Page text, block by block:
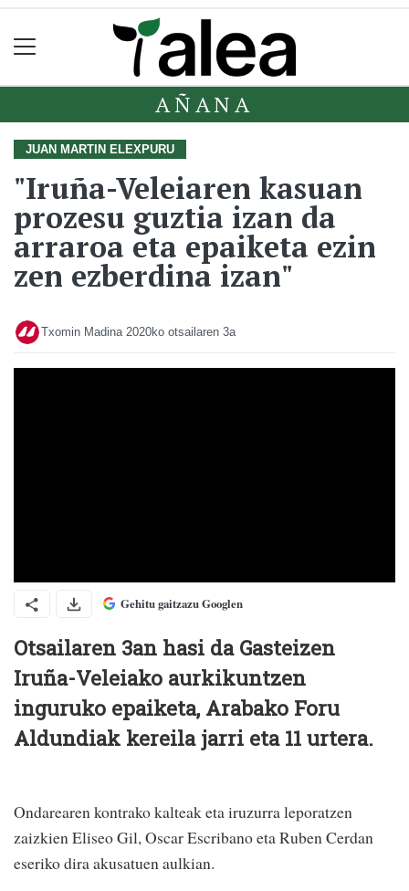
AÑANA
JUAN MARTIN ELEXPURU
"Iruña-Veleiaren kasuan
prozesu guztia izan da
arraroa eta epaiketa ezin
zen ezberdina izan"
Txomin Madina 2020ko otsailaren 3a
Gehitu gaitzazu Googlen
Otsailaren 3an hasi da Gasteizen
Iruña-Veleiako aurkikuntzen
inguruko epaiketa, Arabako Foru
Aldundiak kereila jarri eta 11 urtera.
Ondarearen kontrako kalteak eta iruzurra leporatzen
zaizkien Eliseo Gil, Oscar Escribano eta Ruben Cerdan
eseriko dira akusatuen aulkian.